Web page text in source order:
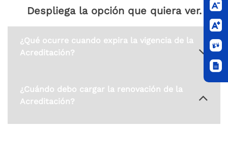
Despliega la opción que quiera ver.
¿Qué ocurre cuando expira la vigencia de la
Acreditación?
¿Cuándo debo cargar la renovación de la
Acreditación?